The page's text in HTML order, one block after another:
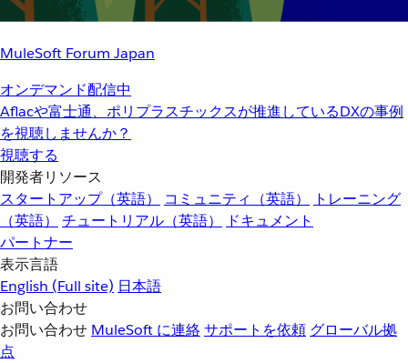
MuleSoft Forum Japan
オンデマンド配信中
Aflacや富士通、ポリプラスチックスが推進しているDXの事例
を視聴しませんか？
視聴する
開発者リソース
スタートアップ（英語）
コミュニティ（英語）
トレーニング
（英語）
チュートリアル（英語）
ドキュメント
パートナー
表示言語
English (Full site) 日本語
お問い合わせ
お問い合わせ MuleSoft に連絡サポートを依頼 グローバル拠
点